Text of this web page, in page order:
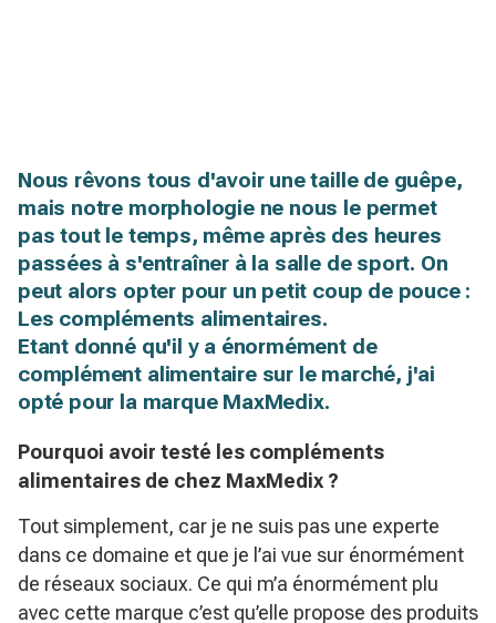
Nous rêvons tous d'avoir une taille de guêpe,
mais notre morphologie ne nous le permet
pas tout le temps, même après des heures
passées à s'entraîner à la salle de sport. On
peut alors opter pour un petit coup de pouce :
Les compléments alimentaires.
Etant donné qu'il y a énormément de
complément alimentaire sur le marché, j'ai
opté pour la marque MaxMedix.
Pourquoi avoir testé les compléments
alimentaires de chez MaxMedix ?
Tout simplement, car je ne suis pas une experte
dans ce domaine et que je l’ai vue sur énormément
de réseaux sociaux. Ce qui m’a énormément plu
avec cette marque c’est qu’elle propose des produits